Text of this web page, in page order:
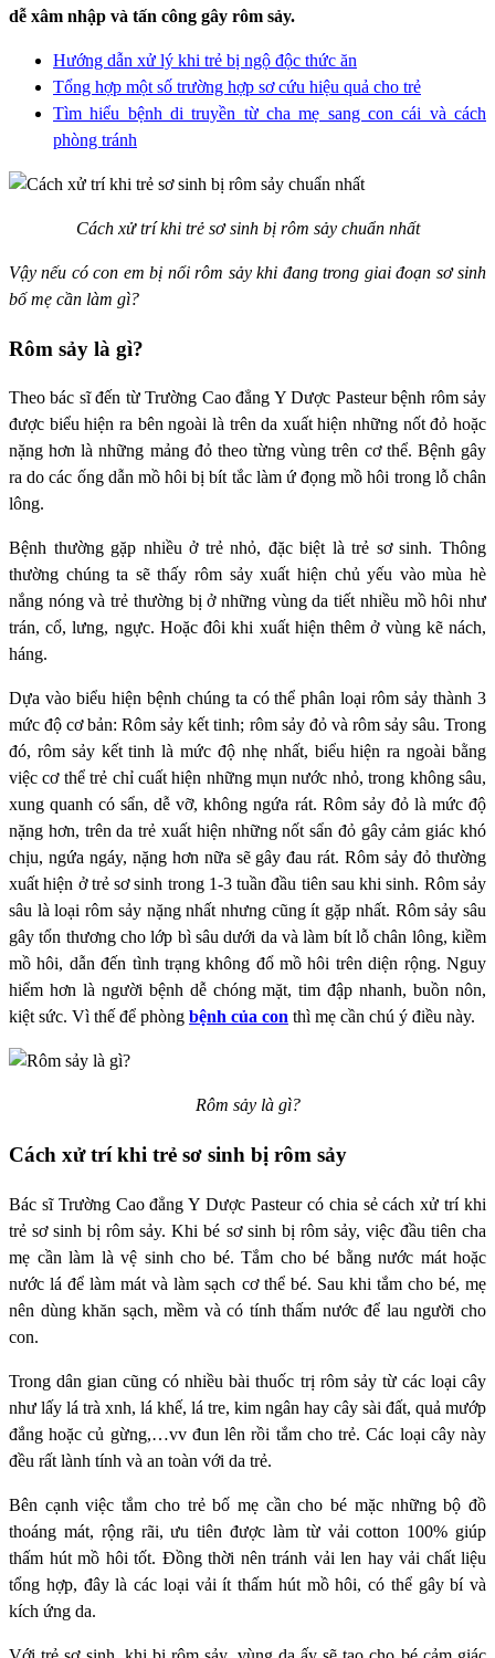
dễ xâm nhập và tấn công gây rôm sảy.
Hướng dẫn xử lý khi trẻ bị ngộ độc thức ăn
Tổng hợp một số trường hợp sơ cứu hiệu quả cho trẻ
Tìm hiểu bệnh di truyền từ cha mẹ sang con cái và cách
phòng tránh
Cách xử trí khi trẻ sơ sinh bị rôm sảy chuẩn nhất
Vậy nếu có con em bị nổi rôm sảy khi đang trong giai đoạn sơ sinh
bố mẹ cần làm gì?
Rôm sảy là gì?
Theo bác sĩ đến từ Trường Cao đẳng Y Dược Pasteur bệnh rôm sảy
được biểu hiện ra bên ngoài là trên da xuất hiện những nốt đỏ hoặc
nặng hơn là những mảng đỏ theo từng vùng trên cơ thể. Bệnh gây
ra do các ống dẫn mồ hôi bị bít tắc làm ứ đọng mồ hôi trong lỗ chân
lông.
Bệnh thường gặp nhiều ở trẻ nhỏ, đặc biệt là trẻ sơ sinh. Thông
thường chúng ta sẽ thấy rôm sảy xuất hiện chủ yếu vào mùa hè
nắng nóng và trẻ thường bị ở những vùng da tiết nhiều mồ hôi như
trán, cổ, lưng, ngực. Hoặc đôi khi xuất hiện thêm ở vùng kẽ nách,
háng.
Dựa vào biểu hiện bệnh chúng ta có thể phân loại rôm sảy thành 3
mức độ cơ bản: Rôm sảy kết tinh; rôm sảy đỏ và rôm sảy sâu. Trong
đó, rôm sảy kết tinh là mức độ nhẹ nhất, biểu hiện ra ngoài bằng
việc cơ thể trẻ chỉ cuất hiện những mụn nước nhỏ, trong không sâu,
xung quanh có sẩn, dễ vỡ, không ngứa rát. Rôm sảy đỏ là mức độ
nặng hơn, trên da trẻ xuất hiện những nốt sẩn đỏ gây cảm giác khó
chịu, ngứa ngáy, nặng hơn nữa sẽ gây đau rát. Rôm sảy đỏ thường
xuất hiện ở trẻ sơ sinh trong 1-3 tuần đầu tiên sau khi sinh. Rôm sảy
sâu là loại rôm sảy nặng nhất nhưng cũng ít gặp nhất. Rôm sảy sâu
gây tổn thương cho lớp bì sâu dưới da và làm bít lỗ chân lông, kiềm
mồ hôi, dẫn đến tình trạng không đổ mồ hôi trên diện rộng. Nguy
hiểm hơn là người bệnh dễ chóng mặt, tim đập nhanh, buồn nôn,
kiệt sức. Vì thế để phòng bệnh của con thì mẹ cần chú ý điều này.
Rôm sảy là gì?
Cách xử trí khi trẻ sơ sinh bị rôm sảy
Bác sĩ Trường Cao đẳng Y Dược Pasteur có chia sẻ cách xử trí khi
trẻ sơ sinh bị rôm sảy. Khi bé sơ sinh bị rôm sảy, việc đầu tiên cha
mẹ cần làm là vệ sinh cho bé. Tắm cho bé bằng nước mát hoặc
nước lá để làm mát và làm sạch cơ thể bé. Sau khi tắm cho bé, mẹ
nên dùng khăn sạch, mềm và có tính thấm nước để lau người cho
con.
Trong dân gian cũng có nhiều bài thuốc trị rôm sảy từ các loại cây
như lấy lá trà xnh, lá khế, lá tre, kim ngân hay cây sài đất, quả mướp
đắng hoặc củ gừng,…vv đun lên rồi tắm cho trẻ. Các loại cây này
đều rất lành tính và an toàn với da trẻ.
Bên cạnh việc tắm cho trẻ bố mẹ cần cho bé mặc những bộ đồ
thoáng mát, rộng rãi, ưu tiên được làm từ vải cotton 100% giúp
thấm hút mồ hôi tốt. Đồng thời nên tránh vải len hay vải chất liệu
tổng hợp, đây là các loại vải ít thấm hút mồ hôi, có thể gây bí và
kích ứng da.